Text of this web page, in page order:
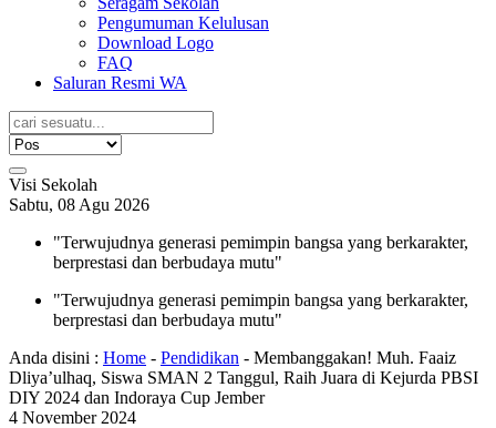
Pengumuman Kelulusan
Download Logo
FAQ
Saluran Resmi WA
Visi Sekolah
Sabtu, 08 Agu 2026
"Terwujudnya generasi pemimpin bangsa yang berkarakter,
berprestasi dan berbudaya mutu"
"Terwujudnya generasi pemimpin bangsa yang berkarakter,
berprestasi dan berbudaya mutu"
Anda disini : Home - Pendidikan - Membanggakan! Muh. Faaiz
Dliya’ulhaq, Siswa SMAN 2 Tanggul, Raih Juara di Kejurda PBSI
DIY 2024 dan Indoraya Cup Jember
4 November 2024